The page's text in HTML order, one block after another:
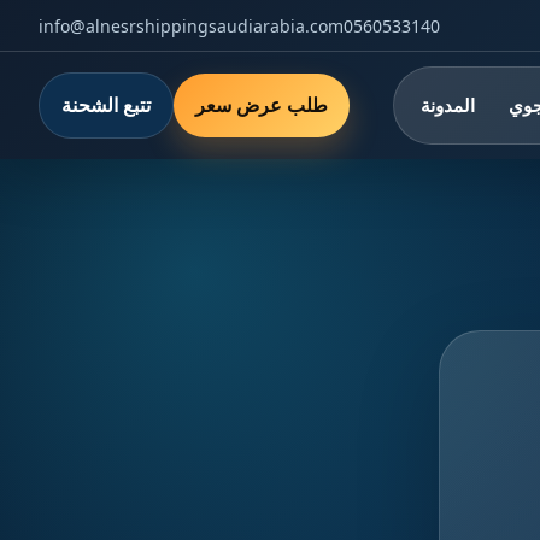
0560533140
info@alnesrshippingsaudiarabia.com
المدونة طلب عرض سعر تتبع الشحنة